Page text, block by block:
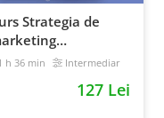
Strategia de
h 36 min Intermediar
127 Lei